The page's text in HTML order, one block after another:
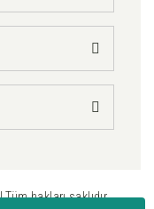
Tüm hakları saklıdır.